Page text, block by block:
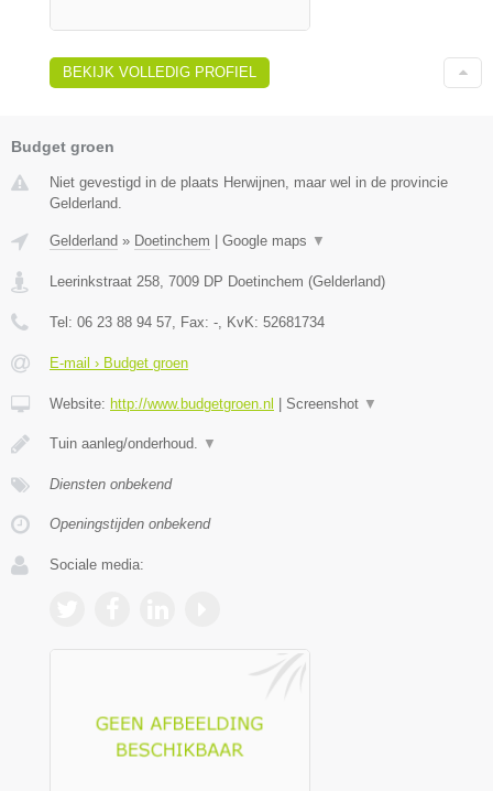
BEKIJK VOLLEDIG PROFIEL
Budget groen
Niet gevestigd in de plaats Herwijnen, maar wel in de provincie
Gelderland.
Gelderland » Doetinchem Google maps ▼
Leerinkstraat 258 7009 DP Doetinchem (Gelderland)
Tel: 06 23 88 94 57 , Fax: - , KvK: 52681734
E-mail › Budget groen
Website: http://www.budgetgroen.nl Screenshot ▼
Tuin aanleg/onderhoud. ▼
Diensten onbekend
Openingstijden onbekend
Sociale media: